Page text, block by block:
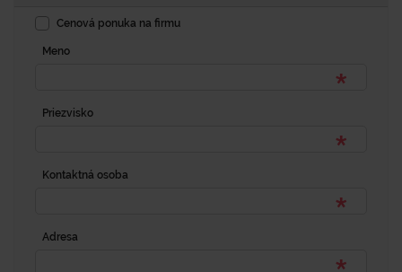
Cenová ponuka na firmu
Meno
Priezvisko
Kontaktná osoba
Adresa